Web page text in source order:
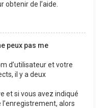
de l’aide.
peux pas me
d’utilisateur et votre
il y a deux
et si vous avez indiqué
alors